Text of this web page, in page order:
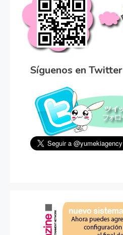
Síguenos en Twitter